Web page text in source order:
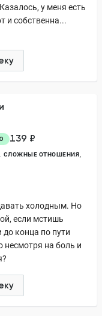
у меня есть
и собственна...
139 ₽
СЛОЖНЫЕ ОТНОШЕНИЯ
холодным. Но
если мстишь
конца по пути
несмотря на боль и